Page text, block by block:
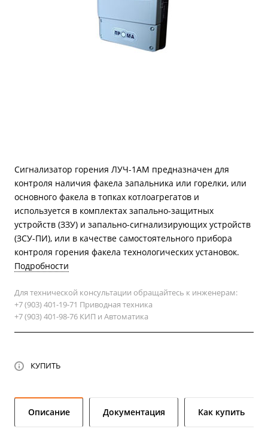
Сигнализатор горения ЛУЧ-1АМ предназначен для
контроля наличия факела запальника или горелки, или
основного факела в топках котлоагрегатов и
используется в комплектах запально-защитных
устройств (ЗЗУ) и запально-сигнализирующих устройств
(ЗСУ-ПИ), или в качестве самостоятельного прибора
контроля горения факела технологических установок.
Подробности
Для технической консультации обращайтесь к инженерам:
+7 (903) 401-19-71 Приводная техника
+7 (903) 401-98-76 КИП и Автоматика
КУПИТЬ
Описание Документация Как купить